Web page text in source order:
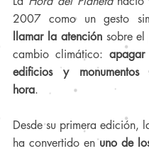
llamar la atención sobre el
cambio climático:
edificios y monumentos
hora.
Desde su primera edición,
ha convertido en uno de